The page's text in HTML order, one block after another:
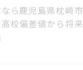
ら鹿児島県枕崎市
校偏差値から将来